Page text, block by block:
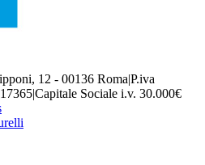
12 - 00136 Roma|P.iva
|Capitale Sociale i.v. 30.000€